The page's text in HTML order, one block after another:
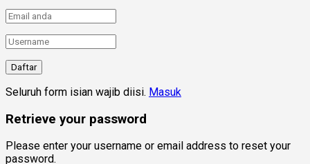
Seluruh form isian wajib diisi. Masuk
Retrieve your password
Please enter your username or email address to reset your
password.